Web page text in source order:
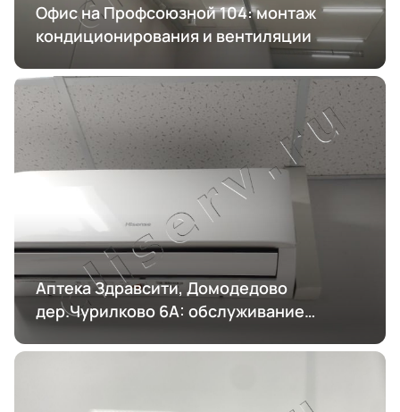
Офис на Профсоюзной 104: монтаж
кондиционирования и вентиляции
Аптека Здравсити, Домодедово
дер.Чурилково 6А: обслуживание